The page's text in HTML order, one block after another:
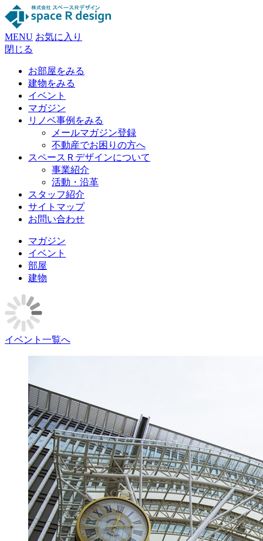
MENU お気に入り
閉じる
お部屋をみる
建物をみる
イベント
マガジン
リノベ事例をみる
メールマガジン登録
不動産でお困りの方へ
スペースＲデザインについて
事業紹介
活動・沿革
スタッフ紹介
サイトマップ
お問い合わせ
マガジン
イベント
部屋
建物
イベント一覧へ